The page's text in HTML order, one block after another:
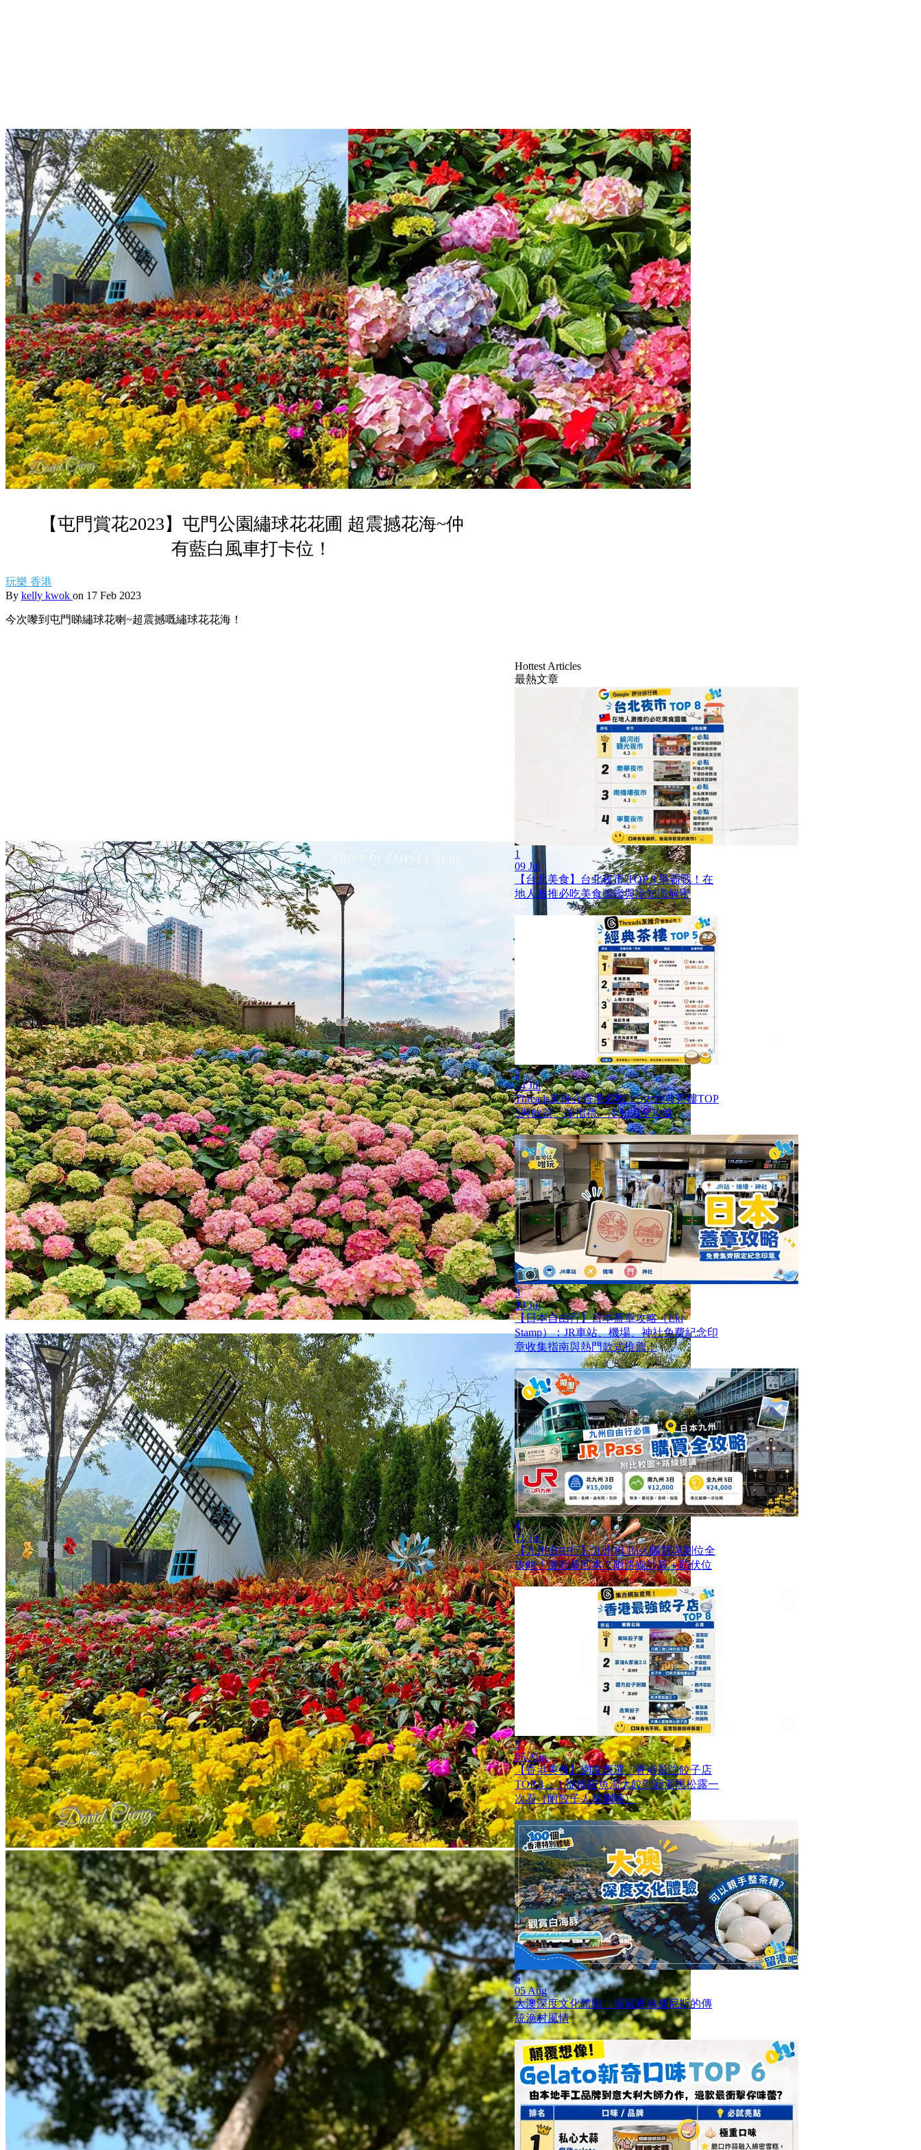
【屯門賞花2023】屯門公園繡球花花圃 超震撼花海~仲
有藍白風車打卡位！
玩樂 香港
By kelly kwok on 17 Feb 2023
今次嚟到屯門睇繡球花喇~超震撼嘅繡球花花海！
Hottest Articles
最熱文章
1
09 Jul
【台北美食】台北夜市 TOP 8 爭霸戰！在
地人激推必吃美食圖鑑與冷知識解密
2
14 Jul
Threads友推介香港必吃！5大經典茶樓TOP
5與飲茶「叩指禮」冷知識全攻略
3
29 Jul
【日本自由行】日本蓋章攻略（Eki
Stamp）：JR車站、機場、神社免費紀念印
章收集指南與熱門款式推薦！
4
21 Jul
【九州自由行】九州JR Pass 購買與劃位全
攻略！邊款最回本？附路線計算＋防伏位
5
05 Aug
【香港美食】網友票選「香港最強餃子店
TOP 8」！從傳統魚湯大餃到新派黑松露一
次看（附餃子人格測驗）
6
05 Aug
大澳深度文化體驗：探索香港威尼斯的傳
統漁村風情